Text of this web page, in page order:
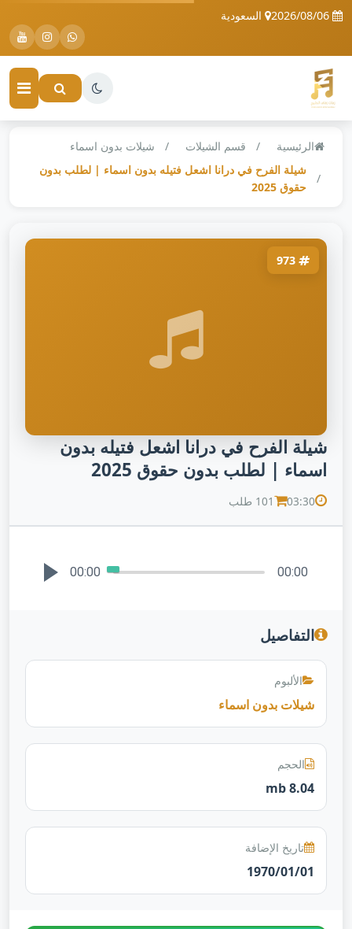
السعودية
الرئيسية قسم الشيلات
شيلات بدون اسماء
شيلة الفرح في درانا اشعل فتيله بدون اسماء | لطلب بدون
حقوق 2025
شيلة الفرح في درانا اشعل فتيله بدون
اسماء | لطلب بدون حقوق 2025
03:30 101 طلب
00:00 00:00
التفاصيل
الألبوم
شيلات بدون اسماء
الحجم
8.04 mb
تاريخ الإضافة
1970/01/01